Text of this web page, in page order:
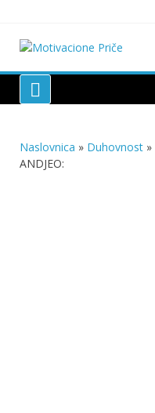
content
Naslovnica » Duhovnost »
ANDJEO: